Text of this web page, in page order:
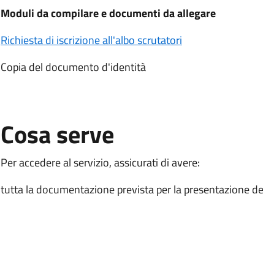
Moduli da compilare e documenti da allegare
Richiesta di iscrizione all'albo scrutatori
Copia del documento d'identità
Cosa serve
Per accedere al servizio, assicurati di avere:
tutta la documentazione prevista per la presentazione